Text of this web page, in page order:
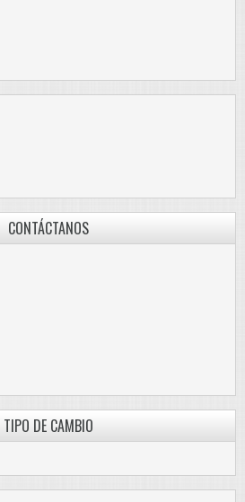
CONTÁCTANOS
TIPO DE CAMBIO